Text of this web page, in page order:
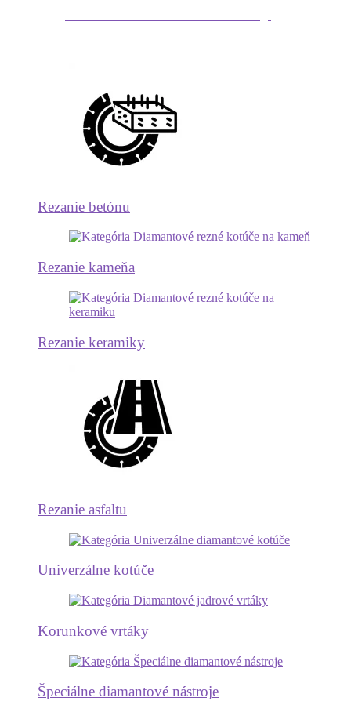
Rezanie betónu
Rezanie kameňa
Rezanie keramiky
Rezanie asfaltu
Univerzálne kotúče
Korunkové vrtáky
Špeciálne diamantové nástroje